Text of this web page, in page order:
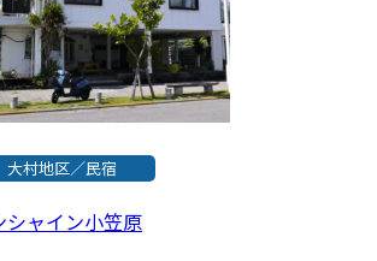
大村地区／民宿
シャイン小笠原